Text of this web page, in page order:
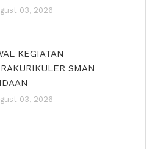
03, 2026
KEGIATAN
SMAN
03, 2026